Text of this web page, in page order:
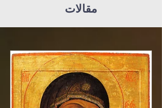
مقالات